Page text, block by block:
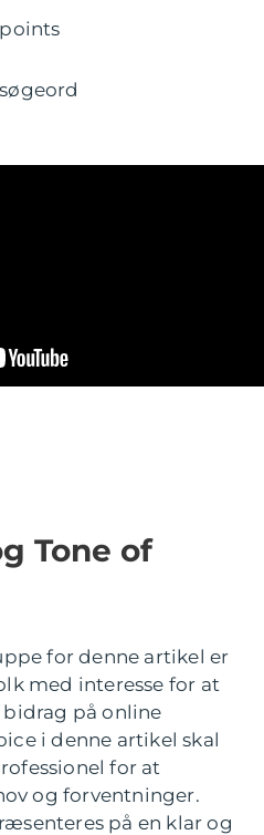
Tone of
for denne artikel er
med interesse for at
på online
i denne artikel skal
for at
og forventninger.
på en klar og